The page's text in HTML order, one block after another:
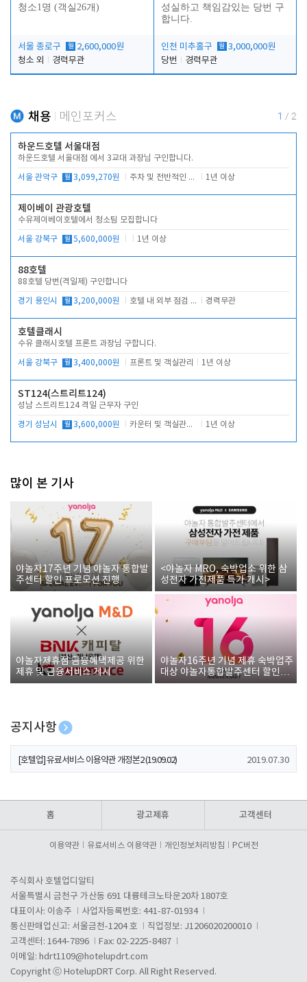
청소1명 (객실26개)
서울 종로구 월 2,600,000원
청소 외
경력무관
성실하고 책임감있는 당번 구
합니다.
인천 미추홀구 월 3,000,000원
당번
경력무관
채용 메인포커스 1 / 2
하운드호텔 서울대점
하운드호텔 서울대점 에서 3교대 과장님 구인합니다.
서울 관악구 월 3,099,270원 주차 및 전반적인 당번업무 1년 이상
제이베이 관광호텔
수유제이베이호텔에서 청소팀 모집합니다
서울 강북구 월 5,600,000원 1년 이상
88호텔
88호텔 당번(격일제) 구인합니다
경기 용인시 월 3,200,000원 호텔 내 외부 점검 및 프런트 운영 경력무관
호텔클래시
수유 클래시호텔 프론트 과장님 구합니다.
서울 강북구 월 3,400,000원 프론트 및 객실관리 1년 이상
ST124(스트리트124)
성남 스트리트124 격일 근무자 구인
경기 성남시 월 3,600,000원 카운터 및 객실관리 전반 1년 이상
많이 본 기사
야놀자17주년 기념 야놀자 통합발
주센터 할인 프로모션 진행
<야놀자 MRO, 숙박업소 위한 삼
성전자 가전제품 특가 개시>
야놀자제휴점 금융혜택제공 위한
제휴 및 금융서비스 게시
야놀자16주년 기념 제휴 숙박업주
대상 야놀자통합발주센터 할인쿠
폰 증정
공지사항
[호텔업] 개인정보 처리방침 개정본1 (19.09.02)
[호텔업] 유료서비스 이용약관 개정본2 (19.09.02) 2019.07.30
홈 광고제휴 고객센터
이용약관 유료서비스 이용약관 개인정보처리방침 PC버전
주식회사 호텔업디알티
서울특별시 금천구 가산동 691 대륭테크노타운20차 1807호
대표이사: 이송주
사업자등록번호: 441-87-01934
통신판매업신고: 서울금천-1204 호
직업정보: J1206020200010
고객센터: 1644-7896
Fax: 02-2225-8487
이메일: hdrt1109@hotelupdrt.com
Copyright ⓒ HotelupDRT Corp. All Right Reserved.